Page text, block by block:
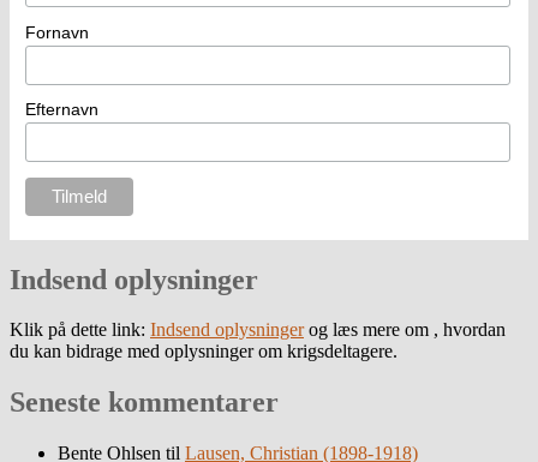
Fornavn
Efternavn
Indsend oplysninger
Klik på dette link: Indsend oplysningerog læs mere om , hvordan
du kan bidrage med oplysninger om krigsdeltagere.
Seneste kommentarer
Bente Ohlsen til Lausen, Christian (1898-1918)